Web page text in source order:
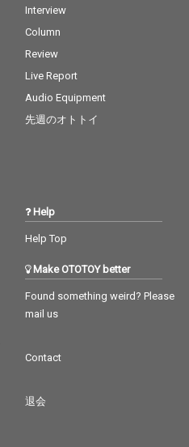
Interview
Column
Review
Live Report
Audio Equipment
先週のオトトイ
Help
Help Top
Make OTOTOY better
Found something weird? Please
mail us
Contact
退会